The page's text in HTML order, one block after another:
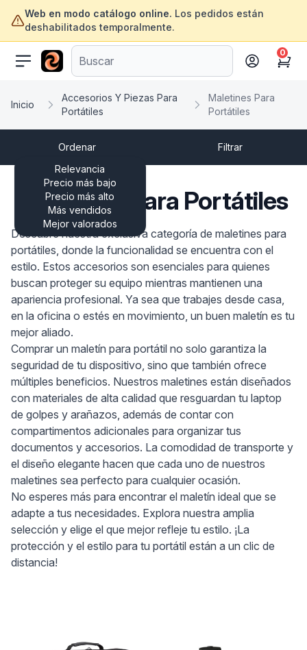
Web en modo catálogo online. Los pedidos están
deshabilitados temporalmente.
ofertasinformatica.com
Cart
0
Inicio
Accesorios Y Piezas Para
Portátiles
Maletines Para
Portátiles
Ordenar
Relevancia
Precio más bajo
Precio más alto
Más vendidos
Mejor valorados
Filtrar
Maletines Para Portátiles
Descubre nuestra exclusiva categoría de maletines para
portátiles, donde la funcionalidad se encuentra con el
estilo. Estos accesorios son esenciales para quienes
buscan proteger su equipo mientras mantienen una
apariencia profesional. Ya sea que trabajes desde casa,
en la oficina o estés en movimiento, un buen maletín es tu
mejor aliado.
Comprar un maletín para portátil no solo garantiza la
seguridad de tu dispositivo, sino que también ofrece
múltiples beneficios. Nuestros maletines están diseñados
con materiales de alta calidad que resguardan tu laptop
de golpes y arañazos, además de contar con
compartimentos adicionales para organizar tus
documentos y accesorios. La comodidad de transporte y
el diseño elegante hacen que cada uno de nuestros
maletines sea perfecto para cualquier ocasión.
No esperes más para encontrar el maletín ideal que se
adapte a tus necesidades. Explora nuestra amplia
selección y elige el que mejor refleje tu estilo. ¡La
protección y el estilo para tu portátil están a un clic de
distancia!